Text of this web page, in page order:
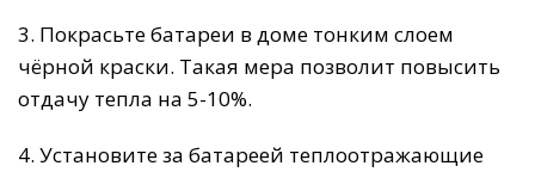
3. Покрасьте батареи в доме тонким слоем
чёрной краски. Такая мера позволит повысить
отдачу тепла на 5-10%.
4. Установите за батареей теплоотражающие